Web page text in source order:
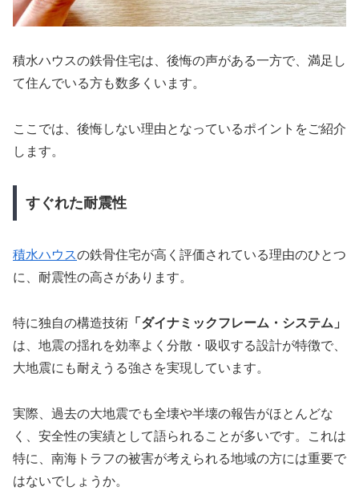
積水ハウスの鉄骨住宅は、後悔の声がある一方で、満足し
て住んでいる方も数多くいます。
ここでは、後悔しない理由となっているポイントをご紹介
します。
すぐれた耐震性
積水ハウスの鉄骨住宅が高く評価されている理由のひとつ
に、耐震性の高さがあります。
特に独自の構造技術 「ダイナミックフレーム・システム」
は、地震の揺れを効率よく分散・吸収する設計が特徴で、
大地震にも耐えうる強さを実現しています。
実際、過去の大地震でも全壊や半壊の報告がほとんどな
く、安全性の実績として語られることが多いです。これは
特に、南海トラフの被害が考えられる地域の方には重要で
はないでしょうか。